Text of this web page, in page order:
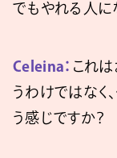
でもやれる人に
Celeina： これ
うわけではなく
う感じですか？